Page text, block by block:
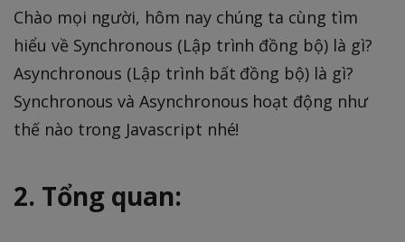
Chào mọi người, hôm nay chúng ta cùng tìm
hiểu về Synchronous (Lập trình đồng bộ) là gì?
Asynchronous (Lập trình bất đồng bộ) là gì?
Synchronous và Asynchronous hoạt động như
thế nào trong Javascript nhé!
2. Tổng quan: